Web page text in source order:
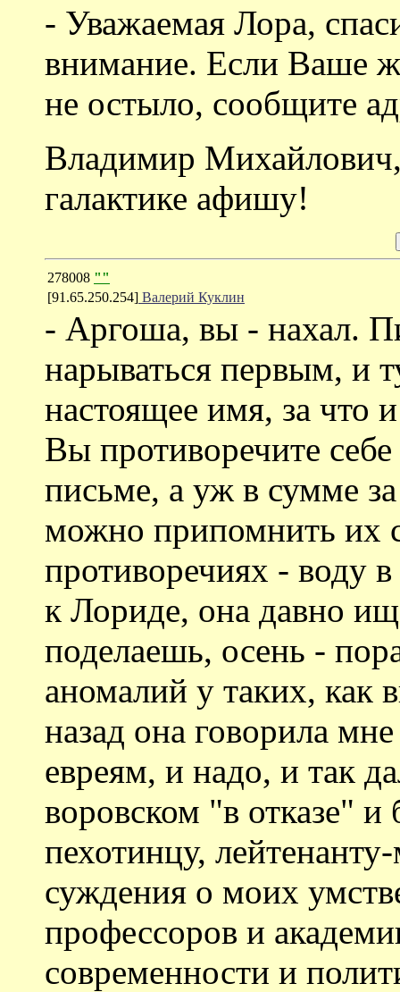
- Уважаемая Лора,
внимание. Если Ваше
не остыло, сообщите
Владимир
галактике афишу!
278008 ""
[91.65.250.254] Валерий Куклин
- Аргоша, вы - нахал.
нарываться первым, и
настоящее имя, за что
Вы противоречите
письме, а уж в сумме
можно припомнить их
противоречиях - воду
к Лориде, она давно
поделаешь, осень -
аномалий у таких, как
назад она говорила
евреям, и надо, и так
воровском "в отказе"
пехотинцу,
суждения о моих
профессоров и
современности и